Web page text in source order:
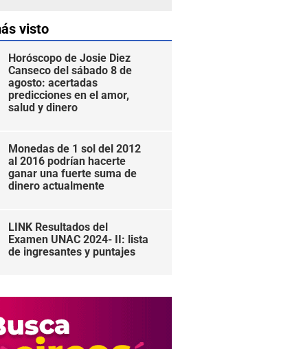
visto
Horóscopo de Josie Diez
Canseco del sábado 8 de
agosto: acertadas
predicciones en el amor,
salud y dinero
Monedas de 1 sol del 2012
al 2016 podrían hacerte
ganar una fuerte suma de
dinero actualmente
LINK Resultados del
Examen UNAC 2024- II: lista
de ingresantes y puntajes